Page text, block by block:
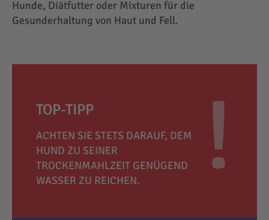
Hunde, Diätfutter oder Mixturen für die
Gesunderhaltung von Haut und Fell.
TOP-TIPP
ACHTEN SIE STETS DARAUF, DEM
HUND ZU SEINER
TROCKENMAHLZEIT GENÜGEND
WASSER ZU REICHEN.